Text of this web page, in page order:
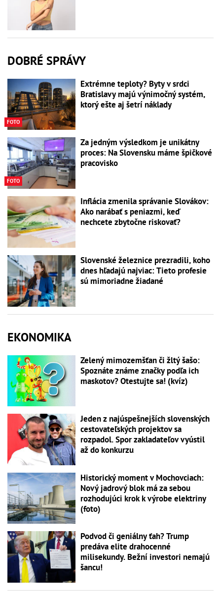
DOBRÉ SPRÁVY
FOTO
Extrémne teploty? Byty v srdci
Bratislavy majú výnimočný systém,
ktorý ešte aj šetrí náklady
FOTO
Za jedným výsledkom je unikátny
proces: Na Slovensku máme špičkové
pracovisko
Inflácia zmenila správanie Slovákov:
Ako narábať s peniazmi, keď
nechcete zbytočne riskovať?
Slovenské železnice prezradili, koho
dnes hľadajú najviac: Tieto profesie
sú mimoriadne žiadané
EKONOMIKA
Zelený mimozemšťan či žltý šašo:
Spoznáte známe značky podľa ich
maskotov? Otestujte sa! (kvíz)
Jeden z najúspešnejších slovenských
cestovateľských projektov sa
rozpadol. Spor zakladateľov vyústil
až do konkurzu
Historický moment v Mochovciach:
Nový jadrový blok má za sebou
rozhodujúci krok k výrobe elektriny
(foto)
Podvod či geniálny ťah? Trump
predáva elite drahocenné
milisekundy. Bežní investori nemajú
šancu!